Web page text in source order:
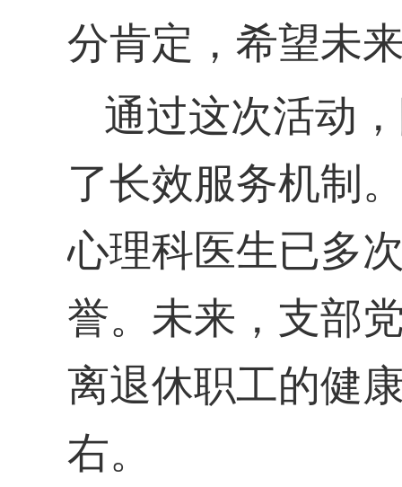
分肯定，希望未
通过这次活动
了长效服务机制
心理科医生已多
誉。 未来 ，支部
离退休职工的健
右。